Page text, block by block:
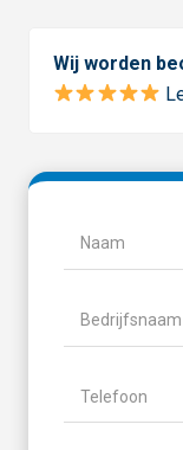
Wij worden
Naam
Bedrijfsnaam
Telefoon